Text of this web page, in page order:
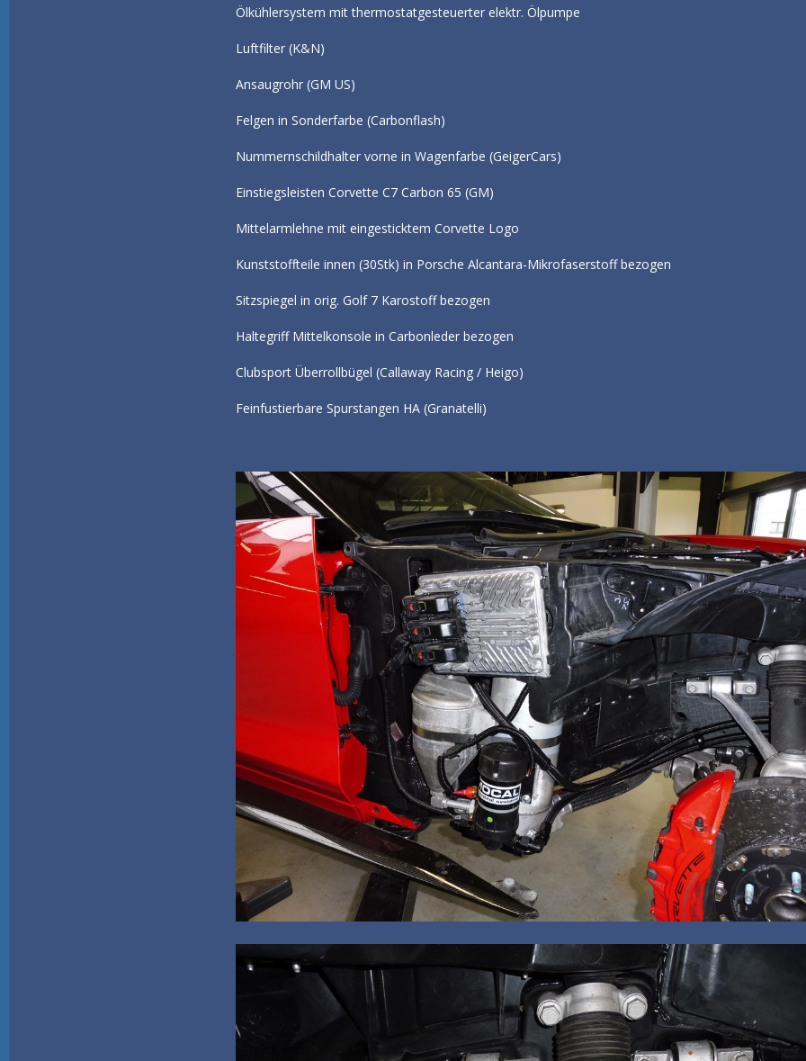
Ölkühlersystem mit thermostatgesteuerter elektr. Ölpumpe
Luftfilter
Ansaugrohr (GM US)
Felgen in Sonderfarbe (Carbonflash)
Nummernschildhalter vorne in Wagenfarbe (GeigerCars)
Einstiegsleisten Corvette C7 Carbon 65 (GM)
Mittelarmlehne mit eingesticktem Corvette Logo
Kunststoffteile innen (30Stk) in Porsche Alcantara-Mikrofaserstoff bezogen
Sitzspiegel in orig. Golf 7 Karostoff bezogen
Haltegriff Mittelkonsole in Carbonleder bezogen
Clubsport Überrollbügel (Callaway Racing / Heigo)
Feinfustierbare Spurstangen HA (Granatelli)